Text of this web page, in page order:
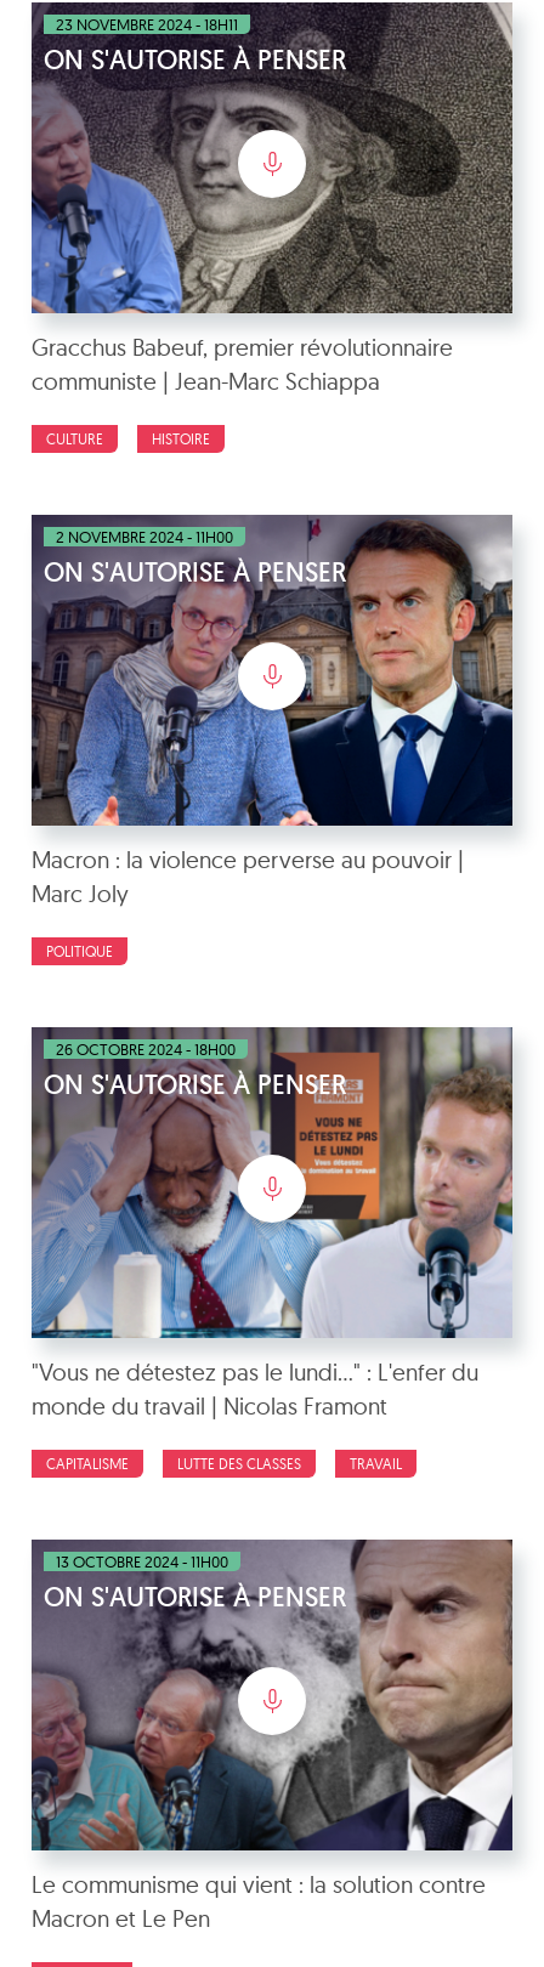
23 NOVEMBRE 2024 - 18H11
ON S'AUTORISE À PENSER
Gracchus Babeuf, premier révolutionnaire
communiste | Jean-Marc Schiappa
CULTURE HISTOIRE
2 NOVEMBRE 2024 - 11H00
ON S'AUTORISE À PENSER
Macron : la violence perverse au pouvoir |
Marc Joly
POLITIQUE
26 OCTOBRE 2024 - 18H00
ON S'AUTORISE À PENSER
"Vous ne détestez pas le lundi..." : L'enfer du
monde du travail | Nicolas Framont
CAPITALISME LUTTE DES CLASSES TRAVAIL
13 OCTOBRE 2024 - 11H00
ON S'AUTORISE À PENSER
Le communisme qui vient : la solution contre
Macron et Le Pen